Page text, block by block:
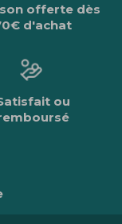
offerte dès
d'achat
ou